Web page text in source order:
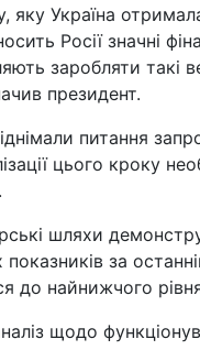
Україна отримала
Росії значні
заробляти такі
президент.
питання
цього кроку
шляхи
за
до найнижчого рівня
щодо